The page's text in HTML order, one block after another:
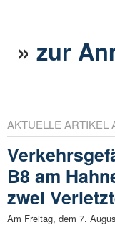
»zur
AKTUELLE ARTIKEL
B8 am
zwei
Am Freitag, dem 7.